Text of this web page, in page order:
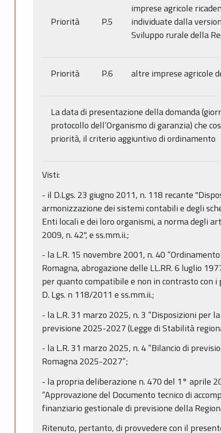
Priorità P.5
imprese agricole
individuate dalla
Sviluppo rurale della
Priorità P.6 altre imprese agricole
La data di presentazione della domanda
protocollo dell’Organismo di garanzia) che
priorità, il criterio aggiuntivo di ordinamento
Visti:
- il D.Lgs. 23 giugno 2011, n. 118 recante
armonizzazione dei sistemi contabili e degli
Enti locali e dei loro organismi, a norma degli
2009, n. 42", e ss.mm.ii.;
- la L.R. 15 novembre 2001, n. 40
Romagna, abrogazione delle LL.RR. 6 luglio
per quanto compatibile e non in contrasto con
D. Lgs. n 118/2011 e ss.mm.ii.;
- la L.R. 31 marzo 2025, n. 3 “Disposizioni per
previsione 2025-2027 (Legge di Stabilità
- la L.R. 31 marzo 2025, n. 4 “Bilancio di
Romagna 2025-2027”;
- la propria deliberazione n. 470 del 1° aprile
“Approvazione del Documento tecnico di
finanziario gestionale di previsione della
Ritenuto, pertanto, di provvedere con il